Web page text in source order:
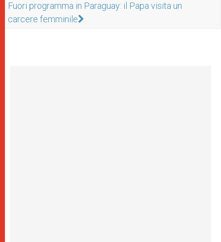
Fuori programma in Paraguay: il Papa visita un
carcere femminile